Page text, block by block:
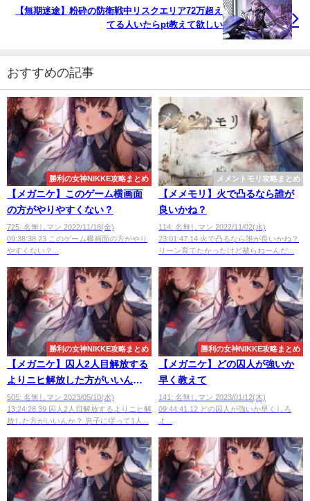
【無期迷途】粉砕の防衛戦中リスクエリア72万超え
てる人いたらpt教えて欲しい
おすすめの記事
勝利の女神NIKKE攻略まとめ
【メガニケ】このゲーム横画面
の方がやりやすくない？
725: 名無しマン 2022/11/18(金)
09:38:38.23 このゲーム横画面の方がやり
やすくない？...
メメントモリ攻略まとめ
【メメモリ】火で凸るなら誰が
良いかね？
114: 名無しマン 2022/11/02(水)
23:01:47.14 火で凸るなら誰が良いかね？
リーン育てたかったけど被らねーんだ...
勝利の女神NIKKE攻略まとめ
【メガニケ】囚人2人目解放する
よりニヒ解放した方がいいん
か？
505: 名無しマン 2023/05/10(水)
13:24:28.39 囚人2人目解放するよりニヒ解
放した方がいいんか？ 息子に従って1人...
勝利の女神NIKKE攻略まとめ
【メガニケ】どの囚人が強いか
早く教えて
141: 名無しマン 2023/01/12(木)
09:44:41.12 どの囚人が強いか早くしろ
よ...